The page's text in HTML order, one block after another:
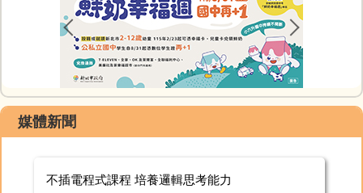
媒體新聞
不插電程式課程 培養邏輯思考能力